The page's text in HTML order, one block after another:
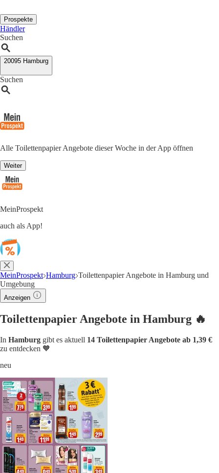
Prospekte
Händler
Suchen
20095 Hamburg
Suchen
Alle Toilettenpapier Angebote dieser Woche in der App öffnen
Weiter
MeinProspekt
auch als App!
MeinProspekt Hamburg Toilettenpapier Angebote in Hamburg und
Umgebung
Anzeigen
Toilettenpapier Angebote in Hamburg 🔥
In Hamburg gibt es aktuell 14 Toilettenpapier Angebote ab 1,39 €
zu entdecken 🧡
neu